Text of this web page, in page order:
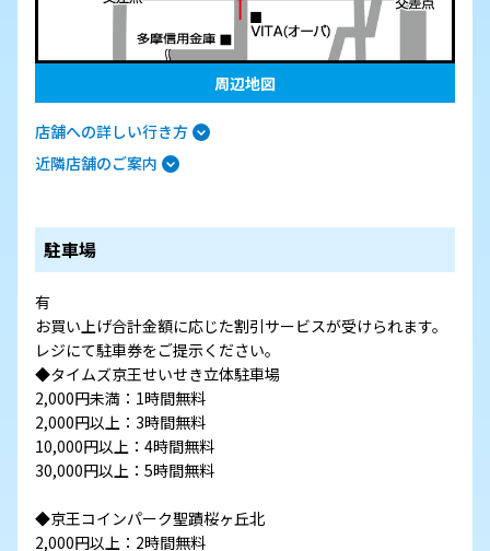
周辺地図
店舗への詳しい行き方
近隣店舗のご案内
駐車場
有
お買い上げ合計金額に応じた割引サービスが受けられます。
レジにて駐車券をご提示ください。
◆タイムズ京王せいせき立体駐車場
2,000円未満：1時間無料
2,000円以上：3時間無料
10,000円以上：4時間無料
30,000円以上：5時間無料
◆京王コインパーク聖蹟桜ヶ丘北
2,000円以上：2時間無料